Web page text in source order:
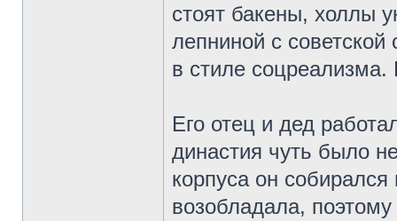
стоят бакены, холлы
лепниной с
в стиле
Его отец и дед
династия чуть было
корпуса он
возобладала,